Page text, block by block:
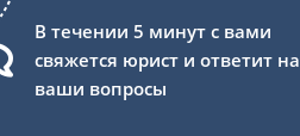
В течении 5 минут с вами
свяжется юрист и ответит на
ваши вопросы